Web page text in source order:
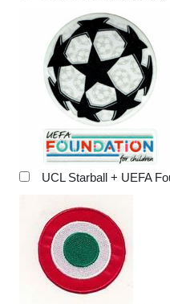
UCL Starball + UEFA